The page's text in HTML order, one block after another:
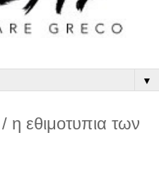
▼
εθιμοτυπια των